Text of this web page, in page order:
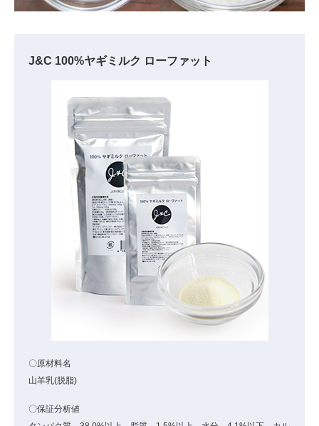
J&C 100%ヤギミルク ローファット
〇原材料名
山羊乳(脱脂)
〇保証分析値